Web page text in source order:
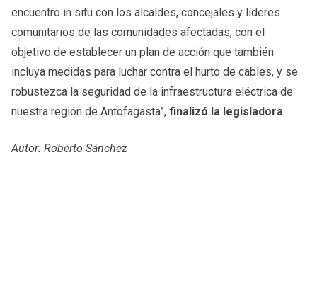
encuentro in situ con los alcaldes, concejales y líderes
comunitarios de las comunidades afectadas, con el
objetivo de establecer un plan de acción que también
incluya medidas para luchar contra el hurto de cables, y se
robustezca la seguridad de la infraestructura eléctrica de
nuestra región de Antofagasta”, finalizó la legisladora.
Autor: Roberto Sánchez